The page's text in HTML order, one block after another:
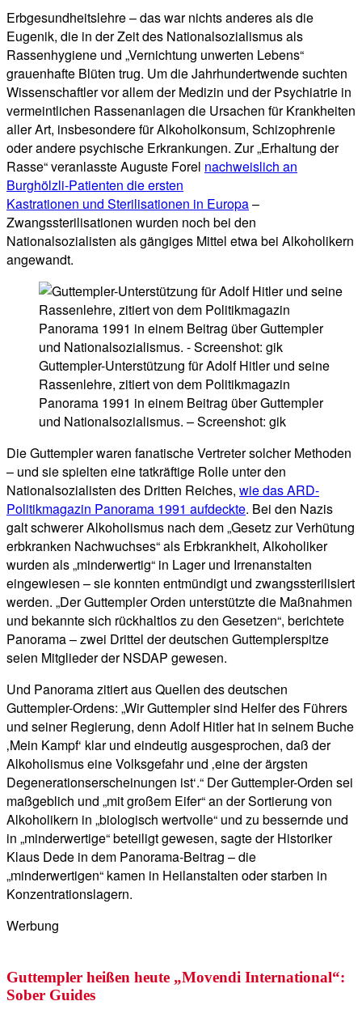
Erbgesundheitslehre – das war nichts anderes als die
Eugenik, die in der Zeit des Nationalsozialismus als
Rassenhygiene und „Vernichtung unwerten Lebens“
grauenhafte Blüten trug. Um die Jahrhundertwende suchten
Wissenschaftler vor allem der Medizin und der Psychiatrie in
vermeintlichen Rassenanlagen die Ursachen für Krankheiten
aller Art, insbesondere für Alkoholkonsum, Schizophrenie
oder andere psychische Erkrankungen. Zur „Erhaltung der
Rasse“ veranlasste Auguste Forel nachweislich an
Burghölzli-Patienten die ersten
Kastrationen und Sterilisationen in Europa–
Zwangssterilisationen wurden noch bei den
Nationalsozialisten als gängiges Mittel etwa bei Alkoholikern
angewandt.
Guttempler-Unterstützung für Adolf Hitler und seine
Rassenlehre, zitiert von dem Politikmagazin
Panorama 1991 in einem Beitrag über Guttempler
und Nationalsozialismus. – Screenshot: gik
Die Guttempler waren fanatische Vertreter solcher Methoden
– und sie spielten eine tatkräftige Rolle unter den
Nationalsozialisten des Dritten Reiches, wie das ARD-
Politikmagazin Panorama 1991 aufdeckte. Bei den Nazis
galt schwerer Alkoholismus nach dem „Gesetz zur Verhütung
erbkranken Nachwuchses“ als Erbkrankheit, Alkoholiker
wurden als „minderwertig“ in Lager und Irrenanstalten
eingewiesen – sie konnten entmündigt und zwangssterilisiert
werden. „Der Guttempler Orden unterstützte die Maßnahmen
und bekannte sich rückhaltlos zu den Gesetzen“, berichtete
Panorama – zwei Drittel der deutschen Guttemplerspitze
seien Mitglieder der NSDAP gewesen.
Und Panorama zitiert aus Quellen des deutschen
Guttempler-Ordens: „Wir Guttempler sind Helfer des Führers
und seiner Regierung, denn Adolf Hitler hat in seinem Buche
‚Mein Kampf‘ klar und eindeutig ausgesprochen, daß der
Alkoholismus eine Volksgefahr und ‚eine der ärgsten
Degenerationserscheinungen ist‘.“ Der Guttempler-Orden sei
maßgeblich und „mit großem Eifer“ an der Sortierung von
Alkoholikern in „biologisch wertvolle“ und zu bessernde und
in „minderwertige“ beteiligt gewesen, sagte der Historiker
Klaus Dede in dem Panorama-Beitrag – die
„minderwertigen“ kamen in Heilanstalten oder starben in
Konzentrationslagern.
Werbung
Guttempler heißen heute „Movendi International“:
Sober Guides